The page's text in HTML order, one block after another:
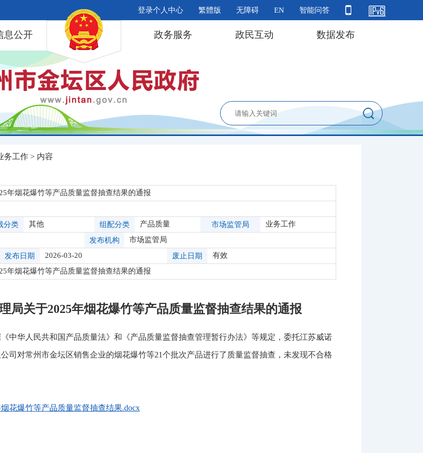
登录个人中心 繁體版 无障碍 EN 智能问答
息公开 政务服务 政民互动 数据发布
务工作 > 内容
年烟花爆竹等产品质量监督抽查结果的通报
分类 其他 组配分类 产品质量 市场监管局
业务工作
发布机构
市场监管局
发布日期 2026-03-20 废止日期
有效
年烟花爆竹等产品质量监督抽查结果的通报
局关于2025年烟花爆竹等产品质量监督抽查结果的通报
中华人民共和国产品质量法》和《产品质量监督抽查管理暂行办法》等规定，委托江苏威诺
司对常州市金坛区销售企业的烟花爆竹等21个批次产品进行了质量监督抽查，未发现不合格
花爆竹等产品质量监督抽查结果.docx